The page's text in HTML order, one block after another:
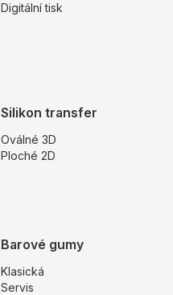
Digitální tisk
Silikon transfer
Oválné 3D
Ploché 2D
Barové gumy
Klasická
Servis